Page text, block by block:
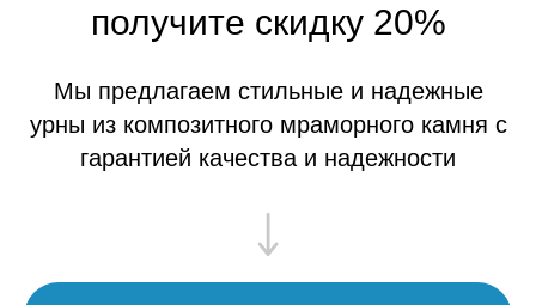
получите скидку 20%
Мы предлагаем стильные и надежные
урны из композитного мраморного камня с
гарантией качества и надежности